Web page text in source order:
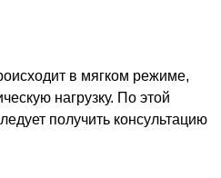
в мягком режиме,
нагрузку. По этой
получить консультацию